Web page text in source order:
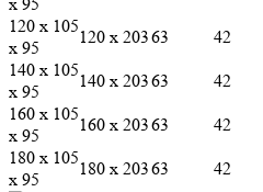
120 х 105
х 95
120 х 20363 42
140 х 105
х 95
140 х 20363 42
160 х 105
х 95
160 х 20363 42
180 х 105
х 95
180 х 20363 42